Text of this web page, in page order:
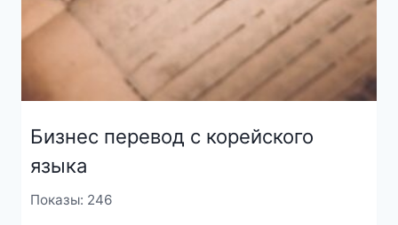
Бизнес перевод с корейского
языка
Показы: 246